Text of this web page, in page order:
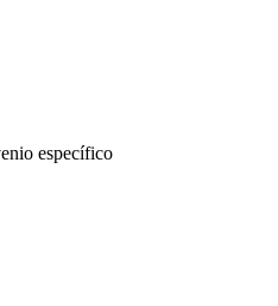
específico